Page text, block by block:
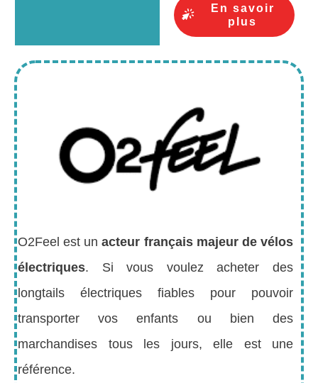
En savoir
plus
O2Feel est unacteur français majeur de vélos
électriques. Si vous voulez acheter des
longtails électriques fiables pour pouvoir
transporter vos enfants ou bien des
marchandises tous les jours, elle est une
référence.